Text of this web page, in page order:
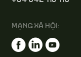
MẠNG XÃ HỘI: